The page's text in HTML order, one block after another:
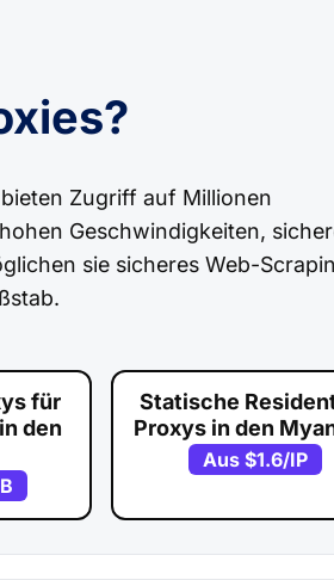
Zugriff auf Millionen
Geschwindigkeiten,
sie sicheres Web-
für
den
Statische
Proxys in den
Aus $1.6/IP